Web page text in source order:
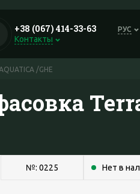
+38 (067) 414-33-63
Контакты
РУС
/GHE
№: 0225 Нет в